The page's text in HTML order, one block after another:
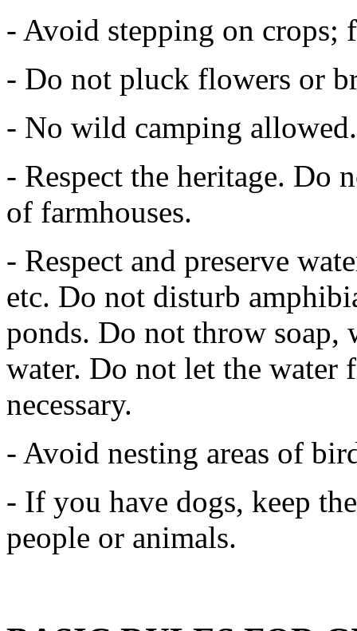
- Avoid stepping on crops;
- Do not pluck flowers or
- No wild camping allowed.
- Respect the heritage. Do
of farmhouses.
- Respect and preserve
etc. Do not disturb
ponds. Do not throw soap,
water. Do not let the water
necessary.
- Avoid nesting areas of
- If you have dogs, keep
people or animals.